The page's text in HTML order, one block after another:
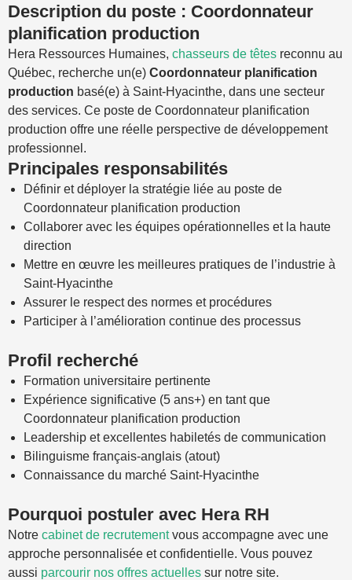
Description du poste : Coordonnateur
planification production
Hera Ressources Humaines, chasseurs de têtes reconnu au
Québec, recherche un(e) Coordonnateur planification
production basé(e) à Saint-Hyacinthe, dans une secteur
des services. Ce poste de Coordonnateur planification
production offre une réelle perspective de développement
professionnel.
Principales responsabilités
Définir et déployer la stratégie liée au poste de
Coordonnateur planification production
Collaborer avec les équipes opérationnelles et la haute
direction
Mettre en œuvre les meilleures pratiques de l’industrie à
Saint-Hyacinthe
Assurer le respect des normes et procédures
Participer à l’amélioration continue des processus
Profil recherché
Formation universitaire pertinente
Expérience significative (5 ans+) en tant que
Coordonnateur planification production
Leadership et excellentes habiletés de communication
Bilinguisme français-anglais (atout)
Connaissance du marché Saint-Hyacinthe
Pourquoi postuler avec Hera RH
Notre cabinet de recrutementvous accompagne avec une
approche personnalisée et confidentielle. Vous pouvez
aussi parcourir nos offres actuelles sur notre site.